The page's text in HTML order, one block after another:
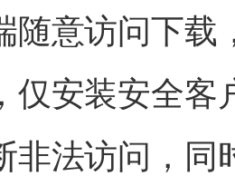
随意访问下载
仅安装安全客
非法访问，